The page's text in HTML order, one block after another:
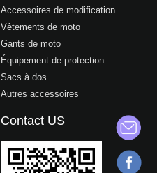
Accessoires de modification
Vêtements de moto
Gants de moto
Équipement de protection
Sacs à dos
Autres accessoires
Contact US